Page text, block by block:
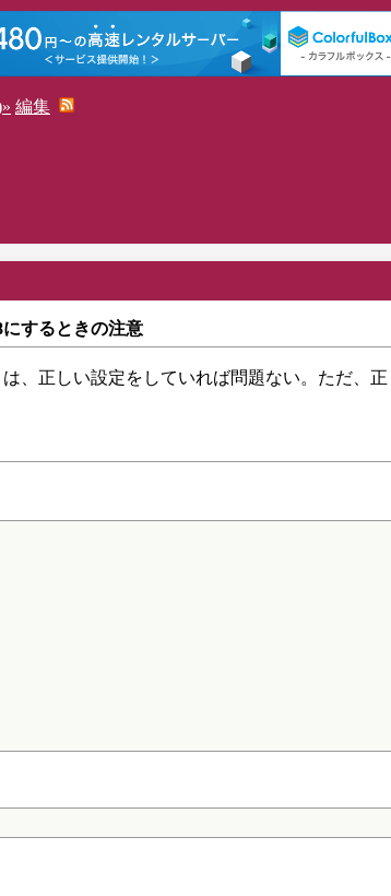
編集
するときの注意
、正しい設定をしていれば問題ない。ただ、